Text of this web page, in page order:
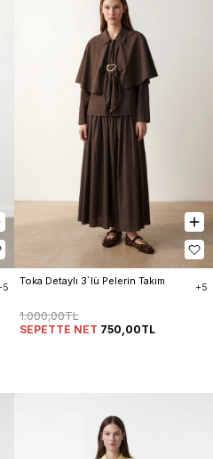
Toka Detaylı 3`lü Pelerin Takım
+5
1.000,00TL
SEPETTE NET 750,00TL